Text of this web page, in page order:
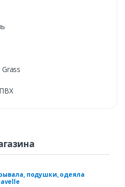
подушки, одеяла